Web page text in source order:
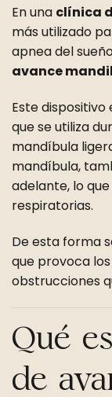
En una clínica
más utilizado
apnea del
avance
Este
que se utiliza
mandíbula
mandíbula,
adelante, lo
respiratorias.
De esta forma
que provoca
obstrucciones
Qué
de